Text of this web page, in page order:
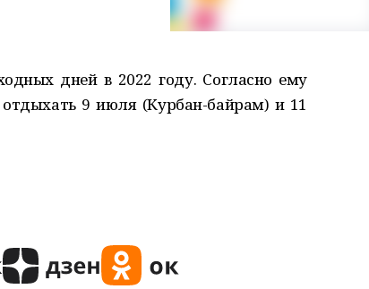
дней в 2022 году. Согласно ему
9 июля (Курбан-байрам) и 11